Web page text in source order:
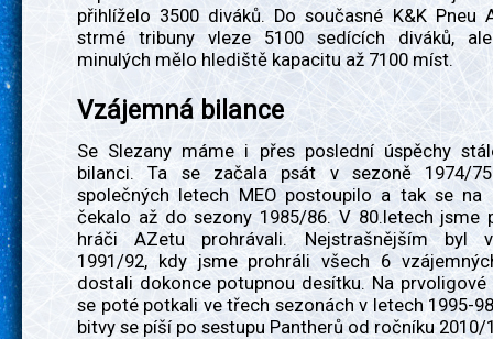
přihlíželo 3500 diváků. Do současné K&K Pneu
strmé tribuny vleze 5100 sedících diváků,
minulých mělo hlediště kapacitu až 7100 míst.
Vzájemná bilance
Se Slezany máme i přes poslední úspěchy
bilanci. Ta se začala psát v sezoně 1974/
společných letech MEO postoupilo a tak se na
čekalo až do sezony 1985/86. V 80.letech jsme
hráči AZetu prohrávali. Nejstrašnějším byl
1991/92, kdy jsme prohráli všech 6
dostali dokonce potupnou desítku. Na prvoligové
se poté potkali ve třech sezonách v letech 1995-
bitvy se píší po sestupu Pantherů od ročníku 2010/